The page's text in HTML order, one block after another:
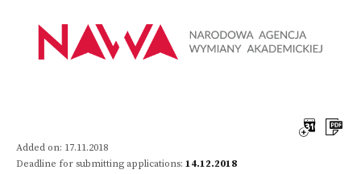
Added on: 17.11.2018
Deadline for submitting applications: 14.12.2018